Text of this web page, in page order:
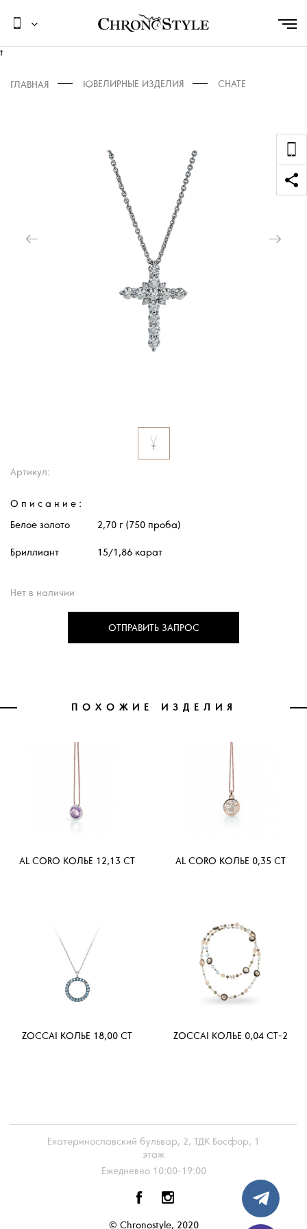
t
ГЛАВНАЯ CHATE
ЮВЕЛИРНЫЕ ИЗДЕЛИЯ
Артикул:
Описание:
Белое золото
2,70 г (750 проба)
Бриллиант 15/1,86 карат
Нет в наличии
ОТПРАВИТЬ ЗАПРОС
ПОХОЖИЕ ИЗДЕЛИЯ
AL CORO КОЛЬЕ 12,13 CT AL CORO КОЛЬЕ 0,35 CT
ZOCCAI КОЛЬЕ 18,00 CT ZOCCAI КОЛЬЕ 0,04 CT-2
Екатеринославский бульвар, 2, ТДК Босфор, 1
этаж
Ежедневно 10:00-19:00
© Chronostyle, 2020